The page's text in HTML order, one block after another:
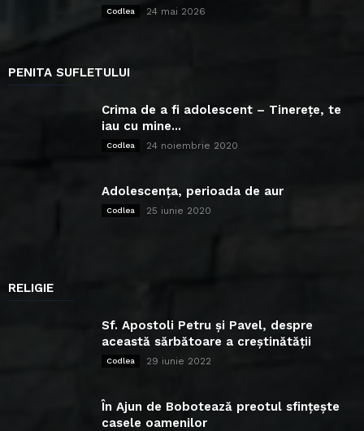
Codlea 24 mai 2026
PENITA SUFLETULUI
Crima de a fi adolescent – Tinerețe, te
iau cu mine...
Codlea 24 noiembrie 2020
Adolescența, perioada de aur
Codlea 25 iunie 2020
RELIGIE
Sf. Apostoli Petru și Pavel, despre
această sărbătoare a creștinătății
Codlea 29 iunie 2022
În Ajun de Bobotează preotul sfințește
casele oamenilor